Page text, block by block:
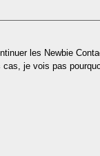
les Newbie
je vois pas